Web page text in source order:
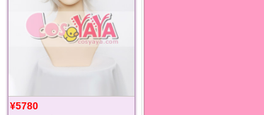
¥5780